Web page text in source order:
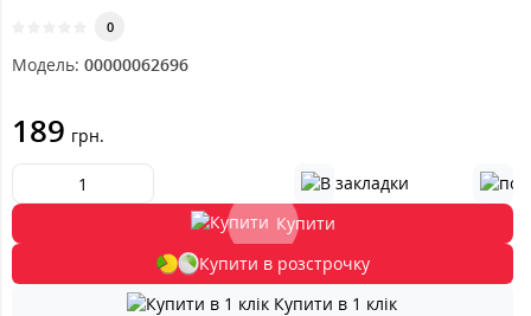
0
Модель: 00000062696
189 грн.
Купити
Купити в розстрочку
Купити в 1 клік